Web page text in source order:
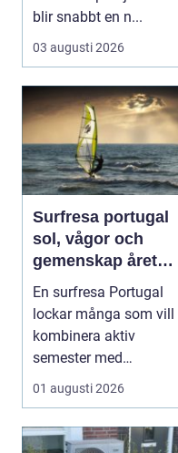
blir snabbt en n...
03 augusti 2026
Surfresa portugal
sol, vågor och
gemenskap året
runt
En surfresa Portugal
lockar många som vill
kombinera aktiv
semester med
avkoppling, god mat
och enke...
01 augusti 2026